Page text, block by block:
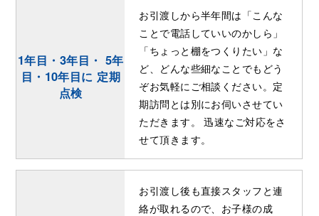
1年目・3年目・ 5年
目・ 10年目に 定期
点検
お引渡しから半年間は「こんな
ことで電話していいのかしら」
「ちょっと棚をつくりたい」な
ど、どんな些細なことでもどう
ぞお気軽にご相談ください。定
期訪問とは別にお伺いさせてい
ただきます。 迅速なご対応をさ
せて頂きます。
お引渡し後も直接スタッフと連
絡が取れるので、お子様の成